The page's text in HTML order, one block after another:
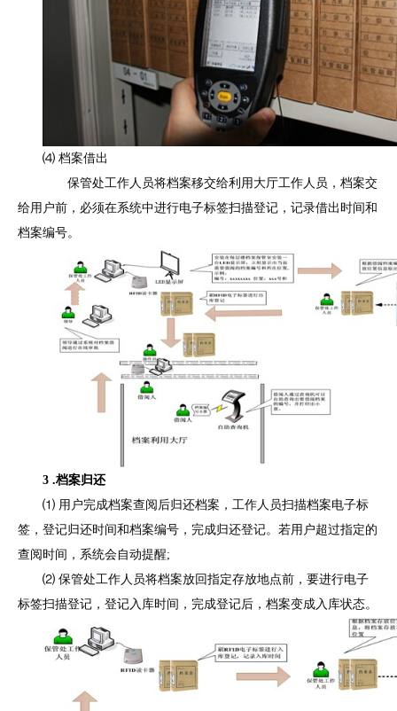
⑷ 档案借出
保管处工作人员将档案移交给利用大厅工作人员，档案交
给用户前，必须在系统中进行电子标签扫描登记，记录借出时间和
档案编号。
3 .档案归还
⑴ 用户完成档案查阅后归还档案，工作人员扫描档案电子标
签，登记归还时间和档案编号，完成归还登记。若用户超过指定的
查阅时间，系统会自动提醒;
⑵ 保管处工作人员将档案放回指定存放地点前，要进行电子
标签扫描登记，登记入库时间，完成登记后，档案变成入库状态。